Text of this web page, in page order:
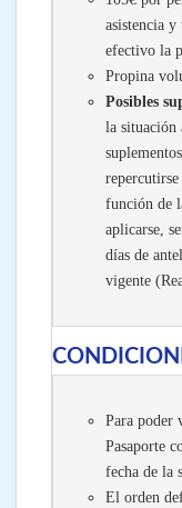
asistencia y
efectivo la
Propina
Posibles
la situación
función de
aplicarse,
días de
vigente
Para poder
Pasaporte
fecha de la
El orden